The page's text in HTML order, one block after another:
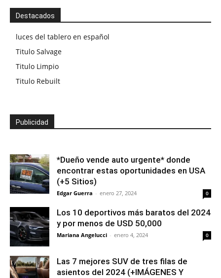
Destacados
luces del tablero en español
Titulo Salvage
Titulo Limpio
Titulo Rebuilt
Publicidad
*Dueño vende auto urgente* donde
encontrar estas oportunidades en USA
(+5 Sitios)
Edgar Guerra - enero 27, 2024 0
Los 10 deportivos más baratos del 2024
y por menos de USD 50,000
Mariana Angelucci - enero 4, 2024 0
Las 7 mejores SUV de tres filas de
asientos del 2024 (+IMÁGENES Y